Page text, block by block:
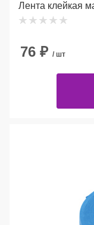
Лента клейкая
76 ₽ / шт